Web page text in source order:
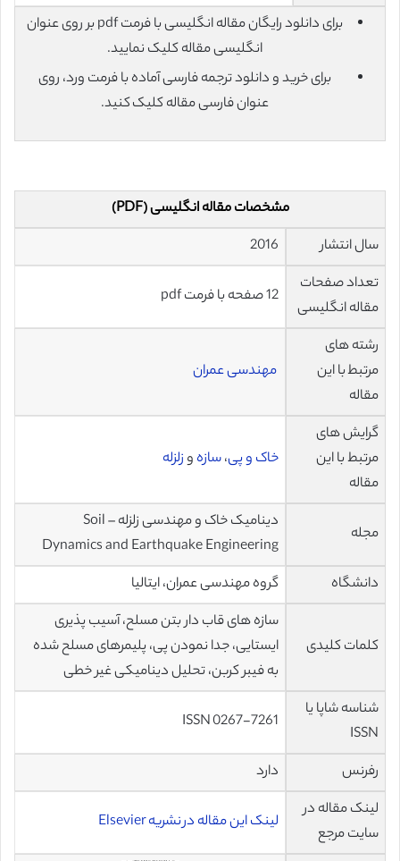
برای دانلود رایگان مقاله انگلیسی با فرمت pdf بر روی عنوان
انگلیسی مقاله کلیک نمایید.
برای خرید و دانلود ترجمه فارسی آماده با فرمت ورد، روی
عنوان فارسی مقاله کلیک کنید.
مشخصات مقاله انگلیسی (PDF)
سال انتشار
2016
تعداد صفحات
مقاله انگلیسی
12 صفحه با فرمت pdf
رشته های
مرتبط با این
مقاله
مهندسی عمران
گرایش های
مرتبط با این
مقاله
خاک و پی،سازه وزلزله
مجله
دینامیک خاک و مهندسی زلزله – Soil
Dynamics and Earthquake Engineering
دانشگاه
گروه مهندسی عمران، ایتالیا
کلمات کلیدی
سازه های قاب دار بتن مسلح، آسیب پذیری
ایستایی، جدا نمودن پی، پلیمرهای مسلح شده
به فیبر کربن، تحلیل دینامیکی غیر خطی
شناسه شاپا یا
ISSN
ISSN 0267-7261
رفرنس
دارد
لینک مقاله در
سایت مرجع
لینک این مقاله در نشریه Elsevier